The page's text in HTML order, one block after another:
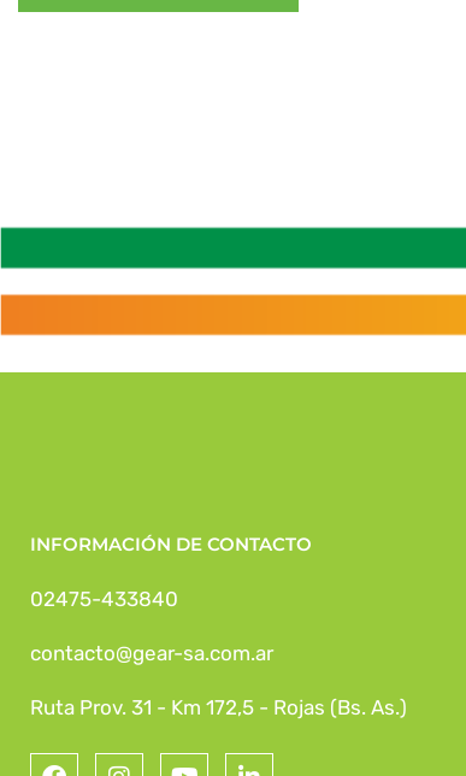
INFORMACIÓN DE CONTACTO
02475-433840
contacto@gear-sa.com.ar
Ruta Prov. 31 - Km 172,5 - Rojas (Bs. As.)